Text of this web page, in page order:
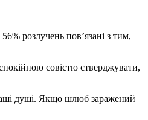
розлучень пов’язані з тим,
совістю стверджувати,
душі. Якщо шлюб заражений